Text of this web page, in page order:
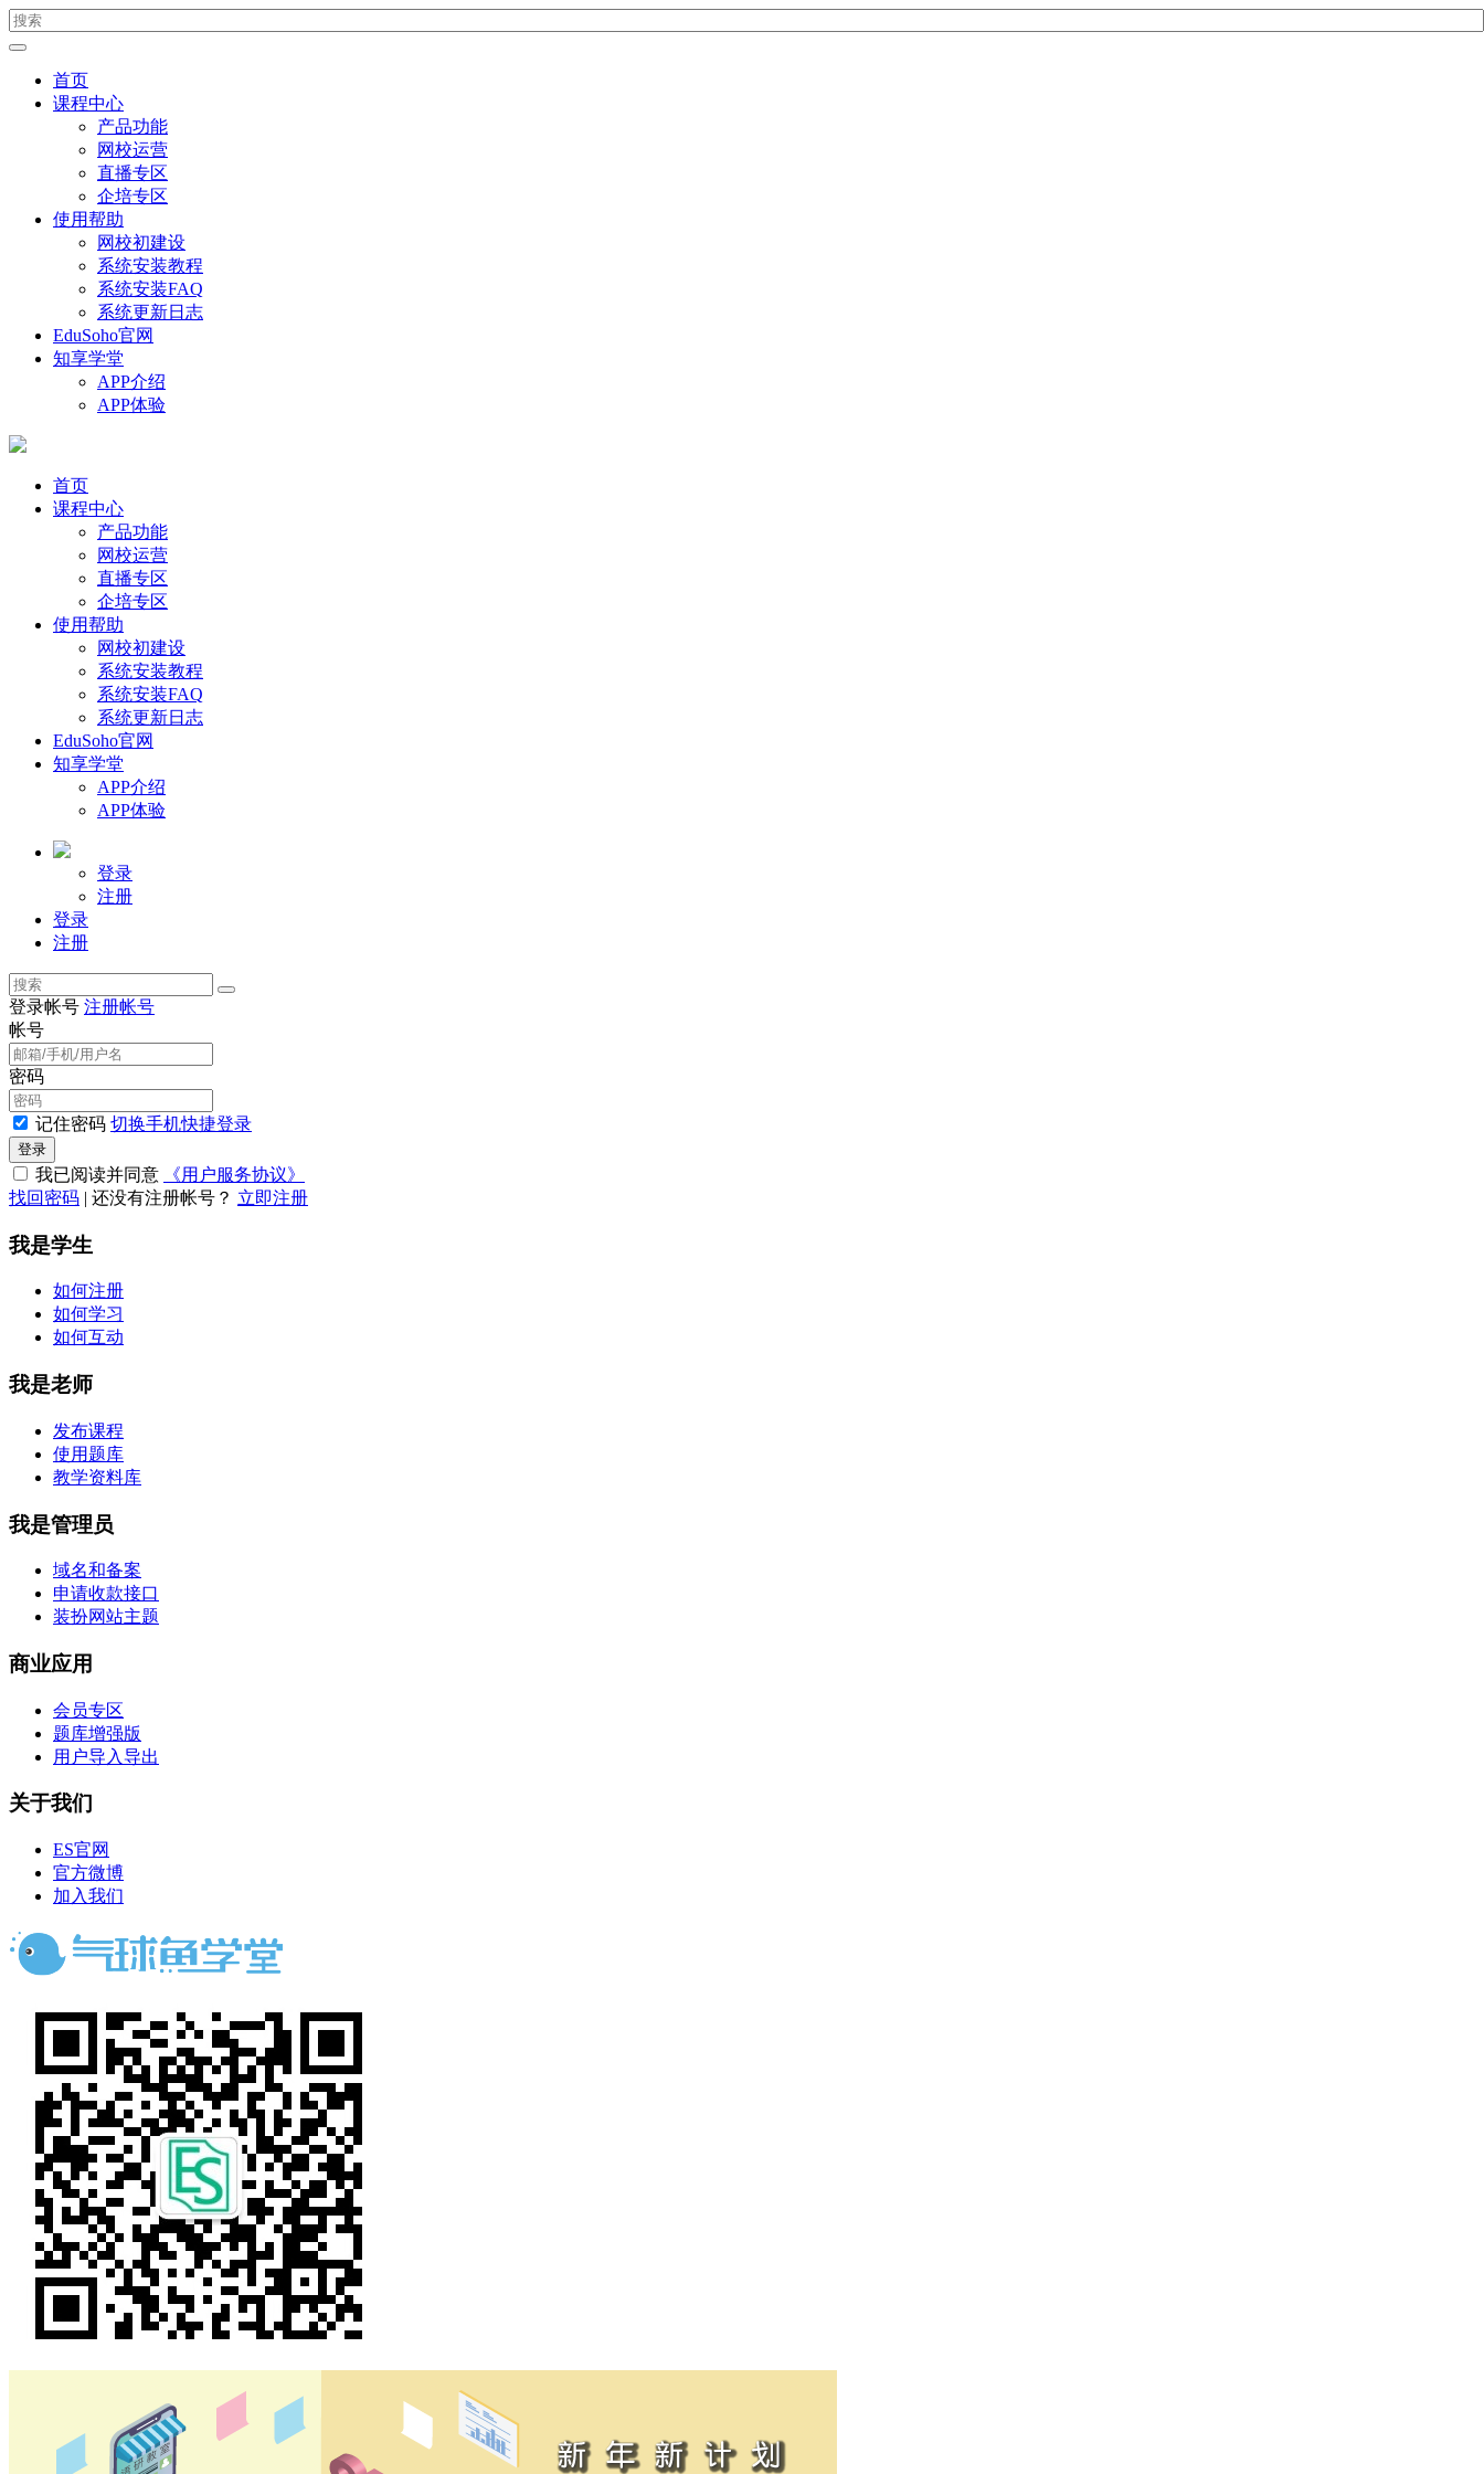
首页
课程中心
产品功能
网校运营
直播专区
企培专区
使用帮助
网校初建设
系统安装教程
系统安装FAQ
系统更新日志
EduSoho官网
知享学堂
APP介绍
APP体验
首页
课程中心
产品功能
网校运营
直播专区
企培专区
使用帮助
网校初建设
系统安装教程
系统安装FAQ
系统更新日志
EduSoho官网
知享学堂
APP介绍
APP体验
登录
注册
登录
注册
登录帐号 注册帐号
帐号
密码
记住密码 切换手机快捷登录
登录
我已阅读并同意
《用户服务协议》
找回密码 | 还没有注册帐号？ 立即注册
我是学生
如何注册
如何学习
如何互动
我是老师
发布课程
使用题库
教学资料库
我是管理员
域名和备案
申请收款接口
装扮网站主题
商业应用
会员专区
题库增强版
用户导入导出
关于我们
ES官网
官方微博
加入我们